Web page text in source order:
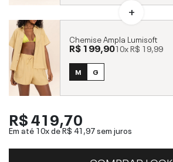
Chemise Ampla Lumisoft
R$ 199,9010xR$ 19,99
M G
R$ 419,70
Em até 10x deR$ 41,97sem juros